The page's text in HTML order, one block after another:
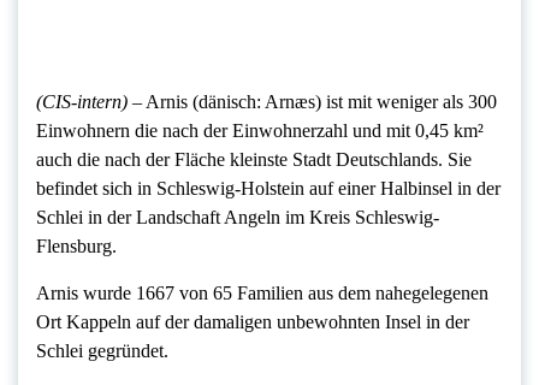
(CIS-intern) – Arnis (dänisch: Arnæs) ist mit weniger als 300
Einwohnern die nach der Einwohnerzahl und mit 0,45 km²
auch die nach der Fläche kleinste Stadt Deutschlands. Sie
befindet sich in Schleswig-Holstein auf einer Halbinsel in der
Schlei in der Landschaft Angeln im Kreis Schleswig-
Flensburg.
Arnis wurde 1667 von 65 Familien aus dem nahegelegenen
Ort Kappeln auf der damaligen unbewohnten Insel in der
Schlei gegründet.